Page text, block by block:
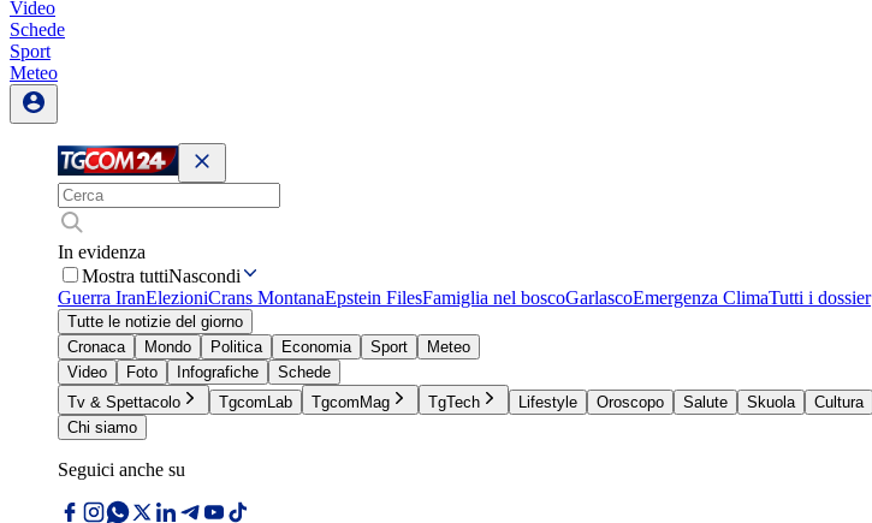
Video
Schede
Sport
Meteo
In evidenza
Mostra tuttiNascondi
Guerra IranElezioniCrans MontanaEpstein FilesFamiglia nel boscoGarlascoEmergenza ClimaTutti i dossier
Tutte le notizie del giorno
Cronaca
Mondo Politica Economia Sport
Meteo
Video
Foto Infografiche
Schede
Tv & Spettacolo
TgcomLab TgcomMag TgTech Lifestyle Oroscopo Salute Skuola Cultura
Chi siamo
Seguici anche su